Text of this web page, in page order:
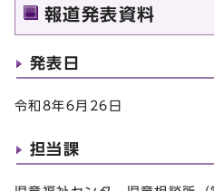
報道発表資料
発表日
令和8年6月26日
担当課